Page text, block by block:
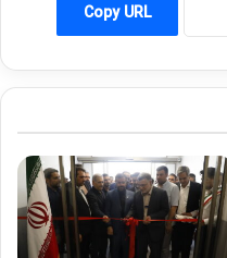
Copy URL